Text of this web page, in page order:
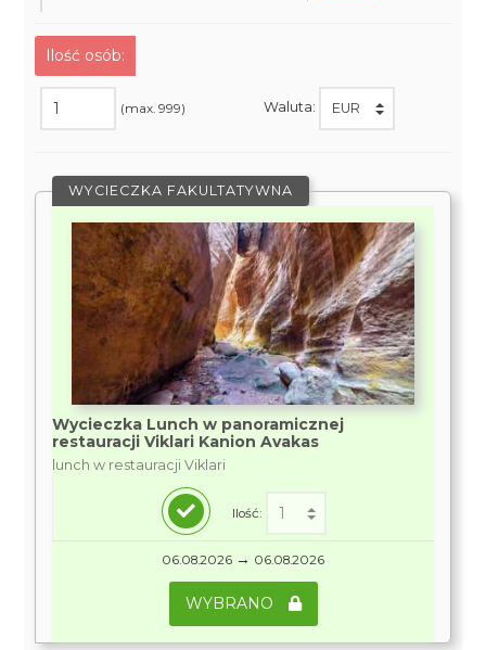
Ilość osób:
(max. 999) Waluta:
WYCIECZKA FAKULTATYWNA
Wycieczka Lunch w panoramicznej
restauracji Viklari Kanion Avakas
lunch w restauracji Viklari
Ilość:
06.08.2026 → 06.08.2026
WYBRANO